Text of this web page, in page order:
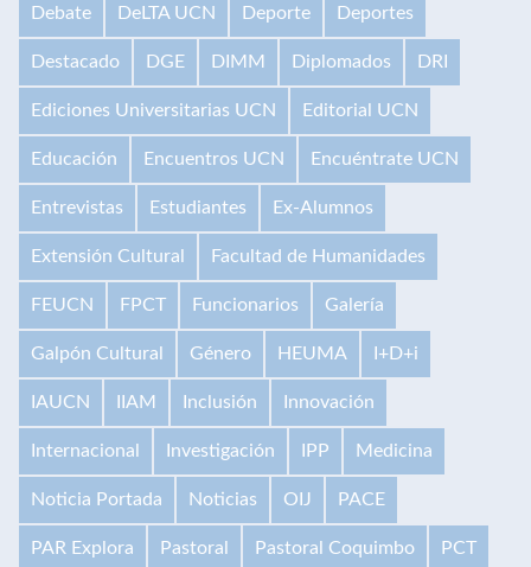
Debate DeLTA UCN Deporte Deportes
Destacado DGE DIMM Diplomados DRI
Ediciones Universitarias UCN Editorial UCN
Educación Encuentros UCN Encuéntrate UCN
Entrevistas Estudiantes Ex-Alumnos
Extensión Cultural Facultad de Humanidades
FEUCN FPCT Funcionarios Galería
Galpón Cultural Género HEUMA I+D+i
IAUCN IIAM Inclusión Innovación
Internacional Investigación IPP Medicina
Noticia Portada Noticias OIJ PACE
PAR Explora Pastoral Pastoral Coquimbo PCT